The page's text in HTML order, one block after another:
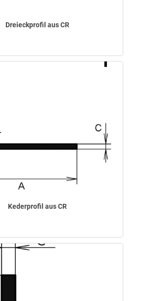
Dreieckprofil aus CR
Kederprofil aus CR